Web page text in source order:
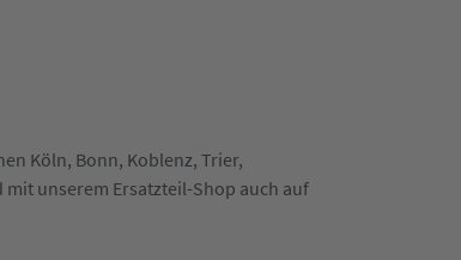
Köln, Bonn, Koblenz, Trier,
unserem Ersatzteil-Shop auch auf